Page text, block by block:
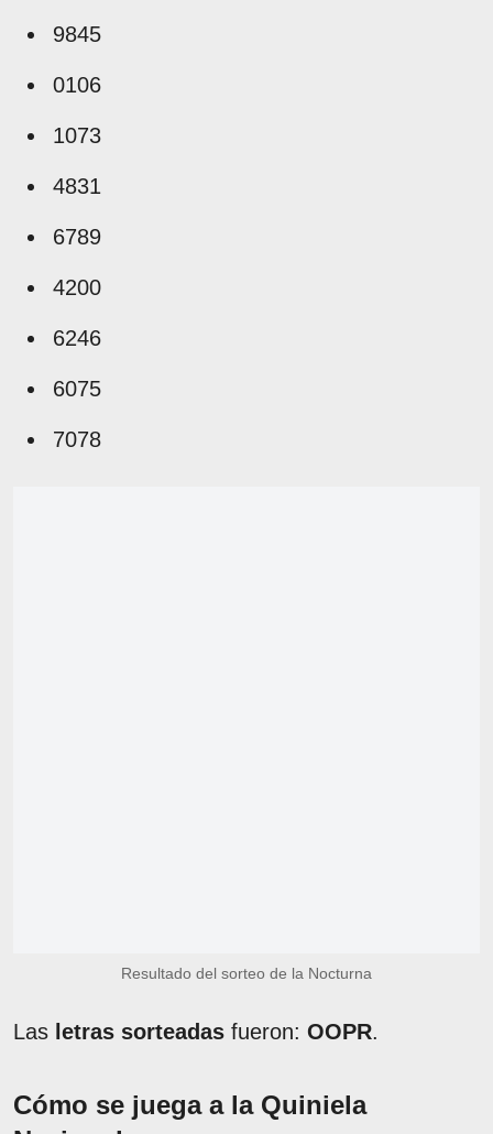
9845
0106
1073
4831
6789
4200
6246
6075
7078
Resultado del sorteo de la Nocturna
Las letras sorteadas fueron: OOPR.
Cómo se juega a la Quiniela